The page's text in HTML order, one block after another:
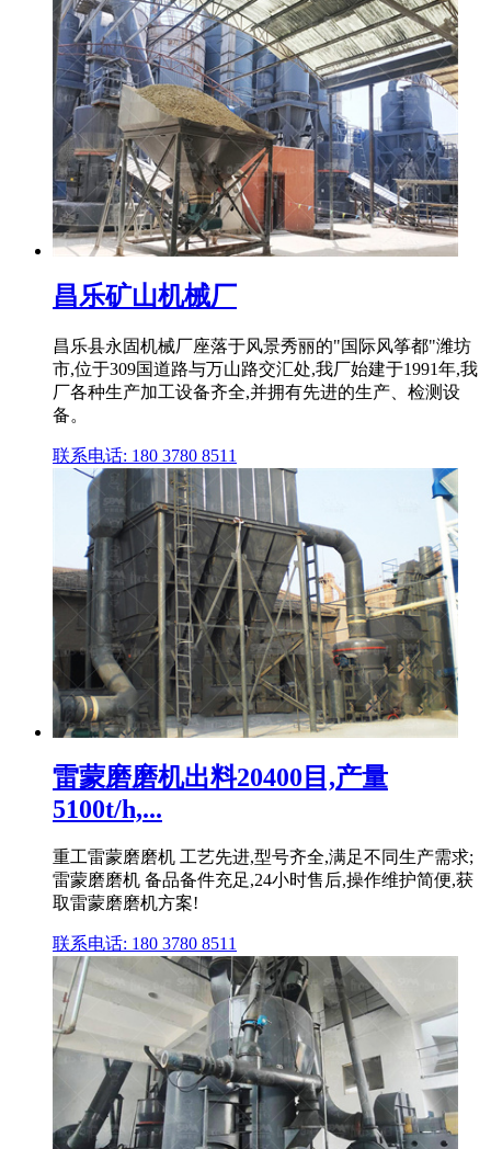
昌乐矿山机械厂
昌乐县永固机械厂座落于风景秀丽的"国际风筝都"潍坊
市,位于309国道路与万山路交汇处,我厂始建于1991年,我
厂各种生产加工设备齐全,并拥有先进的生产、检测设
备。
联系电话: 180 3780 8511
雷蒙磨磨机出料20400目,产量
5100t/h,...
重工雷蒙磨磨机 工艺先进,型号齐全,满足不同生产需求;
雷蒙磨磨机 备品备件充足,24小时售后,操作维护简便,获
取雷蒙磨磨机方案!
联系电话: 180 3780 8511